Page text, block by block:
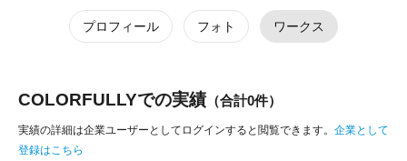
プロフィール フォト ワークス
COLORFULLYでの実績（合計0件）
実績の詳細は企業ユーザーとしてログインすると閲覧できます。 企業として
登録はこちら